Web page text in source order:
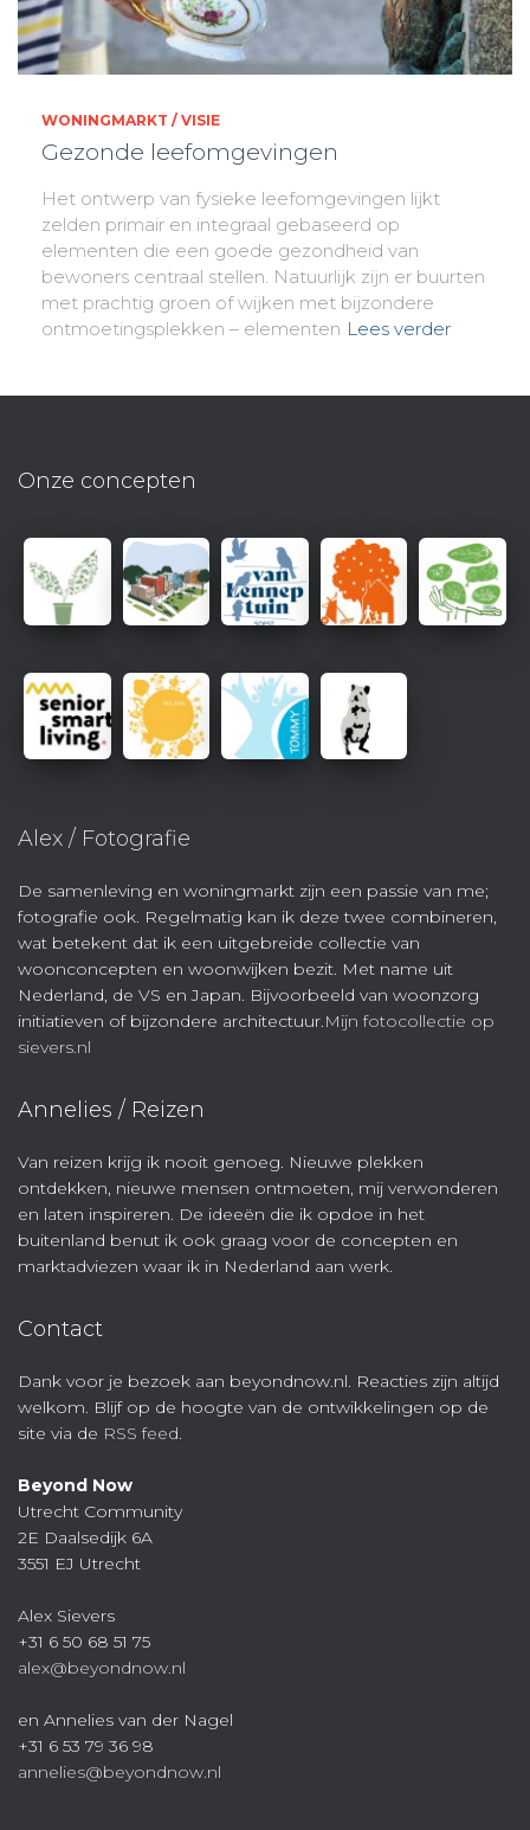
WONINGMARKT / VISIE
Gezonde leefomgevingen
Het ontwerp van fysieke leefomgevingen lijkt
zelden primair en integraal gebaseerd op
elementen die een goede gezondheid van
bewoners centraal stellen. Natuurlijk zijn er buurten
met prachtig groen of wijken met bijzondere
ontmoetingsplekken – elementen Lees verder
Onze concepten
Alex / Fotografie
De samenleving en woningmarkt zijn een passie van me;
fotografie ook. Regelmatig kan ik deze twee combineren,
wat betekent dat ik een uitgebreide collectie van
woonconcepten en woonwijken bezit. Met name uit
Nederland, de VS en Japan. Bijvoorbeeld van woonzorg
initiatieven of bijzondere architectuur.Mijn fotocollectie op
sievers.nl
Annelies / Reizen
Van reizen krijg ik nooit genoeg. Nieuwe plekken
ontdekken, nieuwe mensen ontmoeten, mij verwonderen
en laten inspireren. De ideeën die ik opdoe in het
buitenland benut ik ook graag voor de concepten en
marktadviezen waar ik in Nederland aan werk.
Contact
Dank voor je bezoek aan beyondnow.nl. Reacties zijn altijd
welkom. Blijf op de hoogte van de ontwikkelingen op de
site via de RSS feed.
Beyond Now
Utrecht Community
2E Daalsedijk 6A
3551 EJ Utrecht
Alex Sievers
+31 6 50 68 51 75
alex@beyondnow.nl
en Annelies van der Nagel
+31 6 53 79 36 98
annelies@beyondnow.nl